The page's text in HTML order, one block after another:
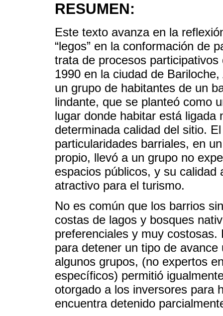
RESUMEN:
Este texto avanza en la
“legos” en la conformación de
trata de procesos
1990 en la ciudad de
un grupo de habitantes de un
lindante, que se planteó como
lugar donde habitar está ligada
determinada calidad del sitio.
particularidades barriales, en
propio, llevó a un grupo no
espacios públicos, y su
atractivo para el turismo.
No es común que los barrios
costas de lagos y bosques
preferenciales y muy
para detener un tipo de
algunos grupos, (no expertos
específicos) permitió
otorgado a los inversores para
encuentra detenido